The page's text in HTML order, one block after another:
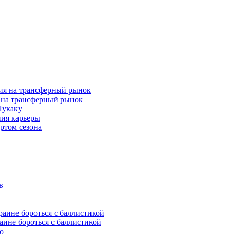
трансферный рынок
карьеры
сезона
бороться с баллистикой